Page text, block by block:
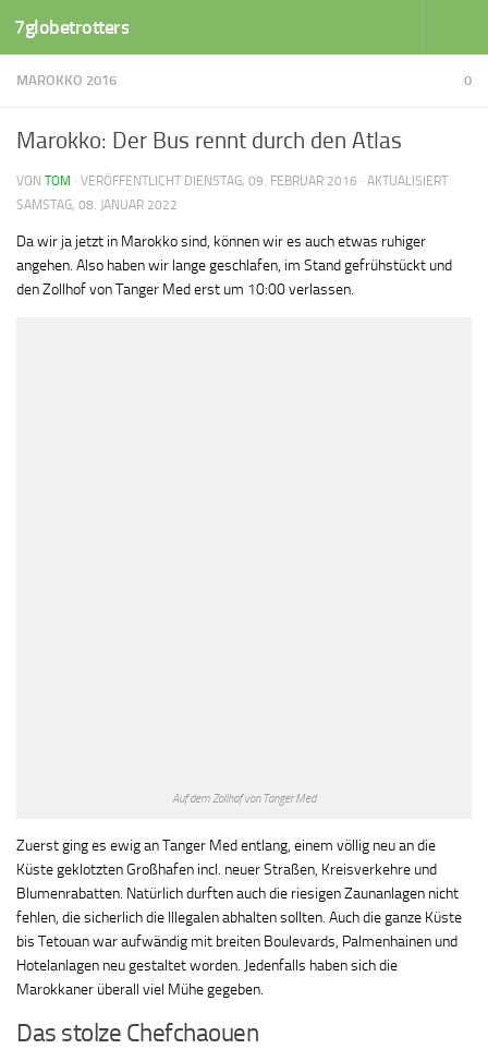
Zum Inhalt springen
7globetrotters
MAROKKO 2016 0
Marokko: Der Bus rennt durch den Atlas
VON TOM · VERÖFFENTLICHT DIENSTAG, 09. FEBRUAR 2016 · AKTUALISIERT
SAMSTAG, 08. JANUAR 2022
Da wir ja jetzt in Marokko sind, können wir es auch etwas ruhiger
angehen. Also haben wir lange geschlafen, im Stand gefrühstückt und
den Zollhof von Tanger Med erst um 10:00 verlassen.
Auf dem Zollhof von Tanger Med
Zuerst ging es ewig an Tanger Med entlang, einem völlig neu an die
Küste geklotzten Großhafen incl. neuer Straßen, Kreisverkehre und
Blumenrabatten. Natürlich durften auch die riesigen Zaunanlagen nicht
fehlen, die sicherlich die Illegalen abhalten sollten. Auch die ganze Küste
bis Tetouan war aufwändig mit breiten Boulevards, Palmenhainen und
Hotelanlagen neu gestaltet worden. Jedenfalls haben sich die
Marokkaner überall viel Mühe gegeben.
Das stolze Chefchaouen